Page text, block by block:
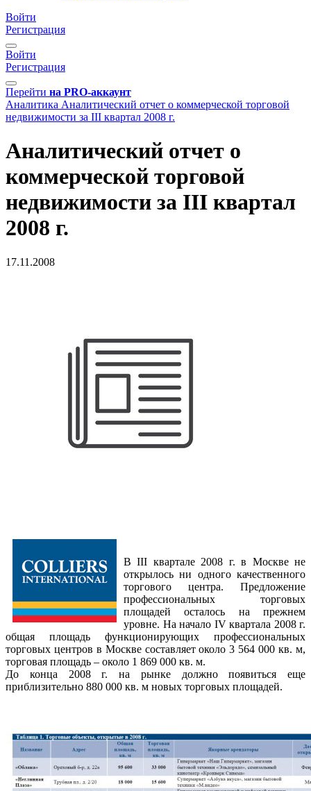
Войти
Регистрация
Войти
Регистрация
Перейти на PRO-аккаунт
Аналитика Аналитический отчет о коммерческой торговой
недвижимости за III квартал 2008 г.
Аналитический отчет о
коммерческой торговой
недвижимости за III квартал
2008 г.
17.11.2008
В III квартале 2008 г. в Москве не
открылось ни одного качественного
торгового центра. Предложение
профессиональных торговых
площадей осталось на прежнем
уровне. На начало IV квартала 2008 г.
общая площадь функционирующих профессиональных
торговых центров в Москве составляет около 3 564 000 кв. м,
торговая площадь – около 1 869 000 кв. м.
До конца 2008 г. на рынке должно появиться еще
приблизительно 880 000 кв. м новых торговых площадей.